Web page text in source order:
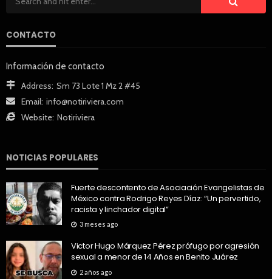
CONTACTO
Información de contacto
Address: Sm 73 Lote 1 Mz 2 #45
Email: info@notiriviera.com
Website: Notiriviera
NOTICIAS POPULARES
Fuerte descontento de Asociación Evangelistas de
México contra Rodrigo Reyes Díaz: “Un pervertido,
racista y linchador digital”
3 meses ago
Victor Hugo Márquez Pérez prófugo por agresión
sexual a menor de 14 Años en Benito Juárez
2 años ago